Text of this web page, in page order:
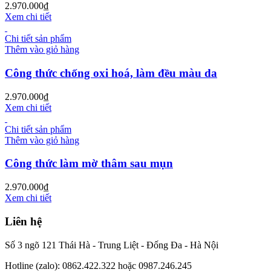
2.970.000₫
Xem chi tiết
Chi tiết sản phẩm
Thêm vào giỏ hàng
Công thức chống oxi hoá, làm đều màu da
2.970.000₫
Xem chi tiết
Chi tiết sản phẩm
Thêm vào giỏ hàng
Công thức làm mờ thâm sau mụn
2.970.000₫
Xem chi tiết
Liên hệ
Số 3 ngõ 121 Thái Hà - Trung Liệt - Đống Đa - Hà Nội
Hotline (zalo): 0862.422.322 hoặc 0987.246.245